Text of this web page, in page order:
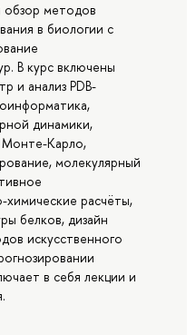
обзор методов
в биологии с
В курс включены
и анализ PDB-
динамики,
Карло,
молекулярный
расчёты,
белков, дизайн
искусственного
в себя лекции и